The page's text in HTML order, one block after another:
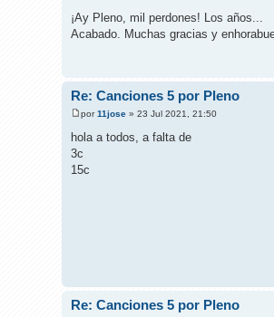
¡Ay Pleno, mil perdones! Los años...
Acabado. Muchas gracias y
Re: Canciones 5 por Pleno
por11jose » 23 Jul 2021, 21:50
hola a todos, a falta de
3c
15c
Re: Canciones 5 por Pleno